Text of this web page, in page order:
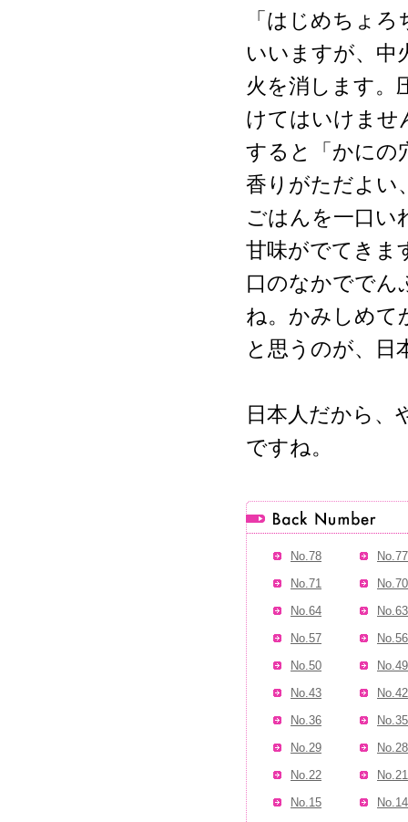
「はじめちょ
いいますが、中
火を消します。
けてはいけませ
すると「かにの
香りがただよい
ごはんを一口い
甘味がでてきま
口のなかででん
ね。かみしめて
と思うのが、日
日本人だから、
ですね。
No.78
No.77
No.71
No.70
No.64
No.63
No.57
No.56
No.50
No.49
No.43
No.42
No.36
No.35
No.29
No.28
No.22
No.21
No.15
No.14